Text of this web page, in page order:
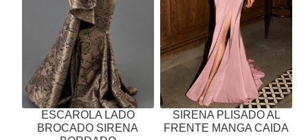
ESCAROLA LADO
BROCADO SIRENA
PUEDEN
ELEGIR
EN
LA
PÁGINA
PRODUCTO
SIRENA PLISADO AL
FRENTE MANGA CAIDA
SE
PUEDEN
ELEGIR
EN
PÁGINA
DE